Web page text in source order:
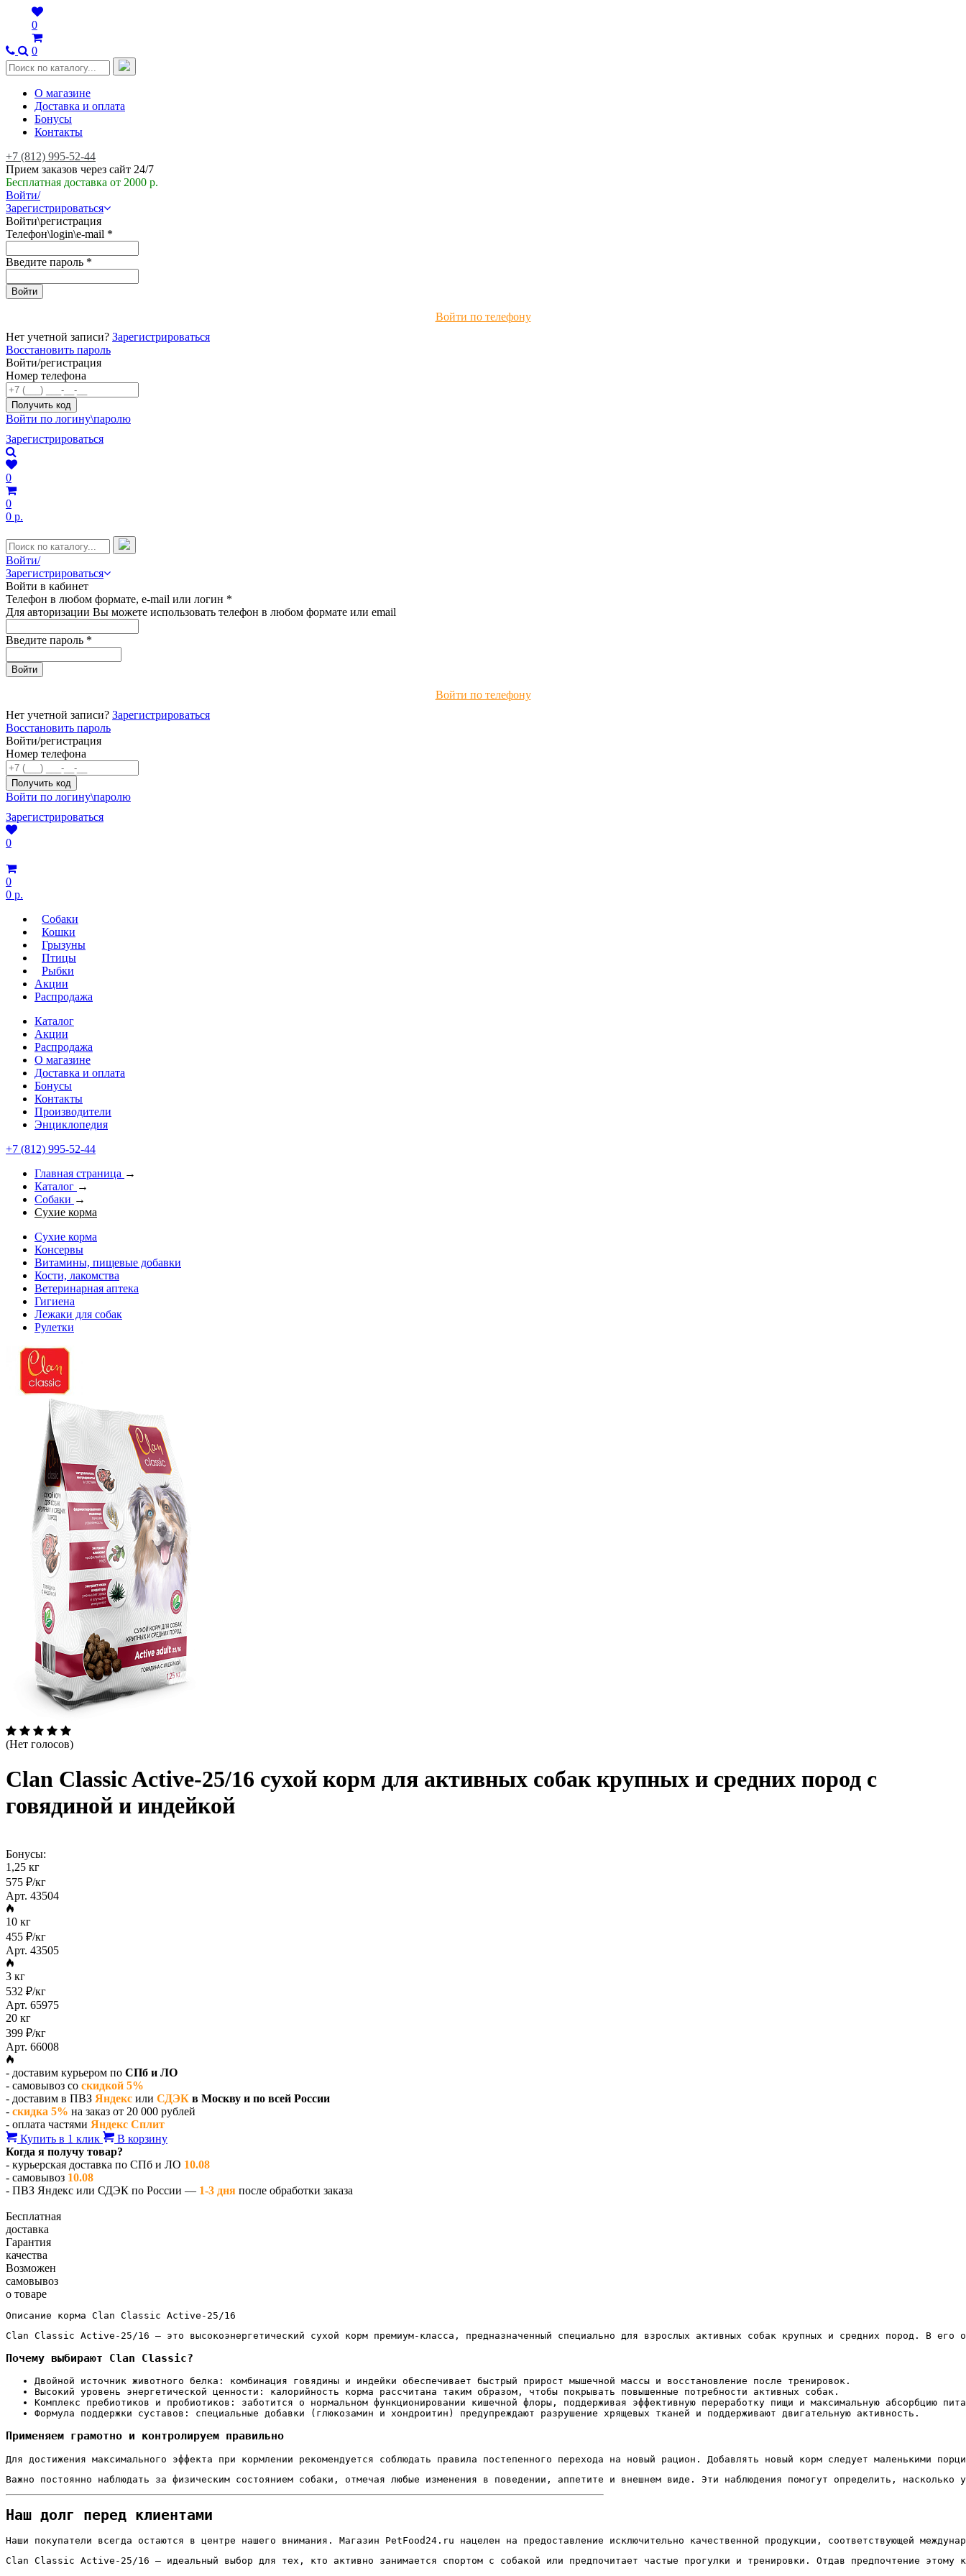
0
0
О магазине
Доставка и оплата
Бонусы
Контакты
+7 (812) 995-52-44
Прием заказов через сайт 24/7
Бесплатная доставка от 2000 р.
Войти/
Зарегистрироваться
Войти\регистрация
Телефон\login\e-mail *
Введите пароль *
Войти по телефону
Нет учетной записи? Зарегистрироваться
Восстановить пароль
Войти/регистрация
Номер телефона
Войти по логину\паролю
Зарегистрироваться
0
0
0 р.
Войти/
Зарегистрироваться
Войти в кабинет
Телефон в любом формате, e-mail или логин *
Для авторизации Вы можете использовать телефон в любом формате или email
Введите пароль *
Войти по телефону
Нет учетной записи? Зарегистрироваться
Восстановить пароль
Войти/регистрация
Номер телефона
Войти по логину\паролю
Зарегистрироваться
0
0
0 р.
Собаки
Кошки
Грызуны
Птицы
Рыбки
Акции
Распродажа
Каталог
Акции
Распродажа
О магазине
Доставка и оплата
Бонусы
Контакты
Производители
Энциклопедия
+7 (812) 995-52-44
Главная страница →
Каталог →
Собаки →
Сухие корма
Сухие корма
Консервы
Витамины, пищевые добавки
Кости, лакомства
Ветеринарная аптека
Гигиена
Лежаки для собак
Рулетки
(Нет голосов)
Clan Classic Active-25/16 сухой корм для активных собак крупных и средних пород с
говядиной и индейкой
Бонусы:
1,25 кг
575 ₽/кг
Арт. 43504
10 кг
455 ₽/кг
Арт. 43505
3 кг
532 ₽/кг
Арт. 65975
20 кг
399 ₽/кг
Арт. 66008
- доставим курьером по СПб и ЛО
- самовывоз со скидкой 5%
- доставим в ПВЗ Яндекс или СДЭК в Москву и по всей России
- скидка 5% на заказ от 20 000 рублей
- оплата частями Яндекс Сплит
Купить в 1 клик
В корзину
Когда я получу товар?
- курьерская доставка по СПб и ЛО 10.08
- самовывоз 10.08
- ПВЗ Яндекс или СДЭК по России — 1-3 дня после обработки заказа
Бесплатная
доставка
Гарантия
качества
Возможен
самовывоз
о товаре
Описание корма Clan Classic Active-25/16
Clan Classic Active-25/16 — это высокоэнергетический сухой корм премиум-класса, предназначенный специально для взрослых активных собак крупных и средних пород. В
Почему выбирают Clan Classic?
Двойной источник животного белка: комбинация говядины и индейки обеспечивает быстрый прирост мышечной массы и восстановление после тренировок.
Высокий уровень энергетической ценности: калорийность корма рассчитана таким образом, чтобы покрывать повышенные потребности активных собак.
Комплекс пребиотиков и пробиотиков: заботится о нормальном функционировании кишечной флоры, поддерживая эффективную переработку пищи и максимальную абсорбцию
Формула поддержки суставов: специальные добавки (глюкозамин и хондроитин) предупреждают разрушение хрящевых тканей и поддерживают двигательную активность.
Применяем грамотно и контролируем правильно
Для достижения максимального эффекта при кормлении рекомендуется соблюдать правила постепенного перехода на новый рацион. Добавлять новый корм следует маленькими
Важно постоянно наблюдать за физическим состоянием собаки, отмечая любые изменения в поведении, аппетите и внешнем виде. Эти наблюдения помогут определить,
Наш долг перед клиентами
Наши покупатели всегда остаются в центре нашего внимания. Магазин PetFood24.ru нацелен на предоставление исключительно качественной продукции, соответствующей
Clan Classic Active-25/16 — идеальный выбор для тех, кто активно занимается спортом с собакой или предпочитает частые прогулки и тренировки. Отдав предпочтение